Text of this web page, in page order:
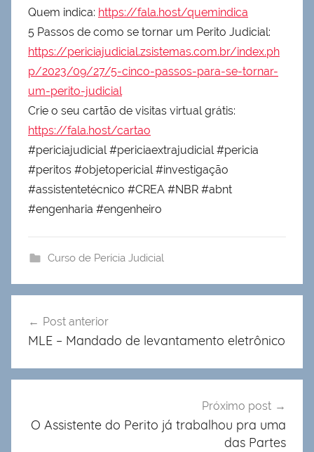
Quem indica: https://fala.host/quemindica
5 Passos de como se tornar um Perito Judicial:
https://periciajudicial.zsistemas.com.br/index.ph
p/2023/09/27/5-cinco-passos-para-se-tornar-
um-perito-judicial
Crie o seu cartão de visitas virtual grátis:
https://fala.host/cartao
#periciajudicial #periciaextrajudicial #pericia
#peritos #objetopericial #investigação
#assistentetécnico #CREA #NBR #abnt
#engenharia #engenheiro
Curso de Perícia Judicial
de
Post anterior
MLE – Mandado de levantamento eletrônico
Próximo post
O Assistente do Perito já trabalhou pra uma
das Partes